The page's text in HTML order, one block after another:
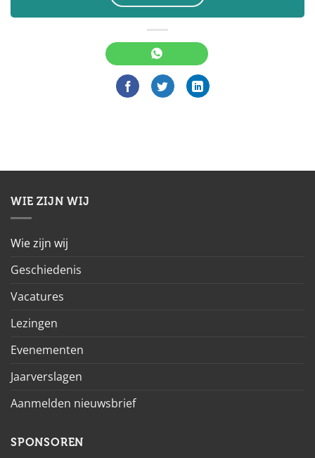
WIE ZIJN WIJ
Wie zijn wij
Geschiedenis
Vacatures
Lezingen
Evenementen
Jaarverslagen
Aanmelden nieuwsbrief
SPONSOREN